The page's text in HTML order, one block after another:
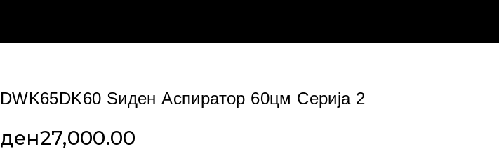
DWK65DK60 Ѕиден Аспиратор 60цм Серија 2
ден27,000.00